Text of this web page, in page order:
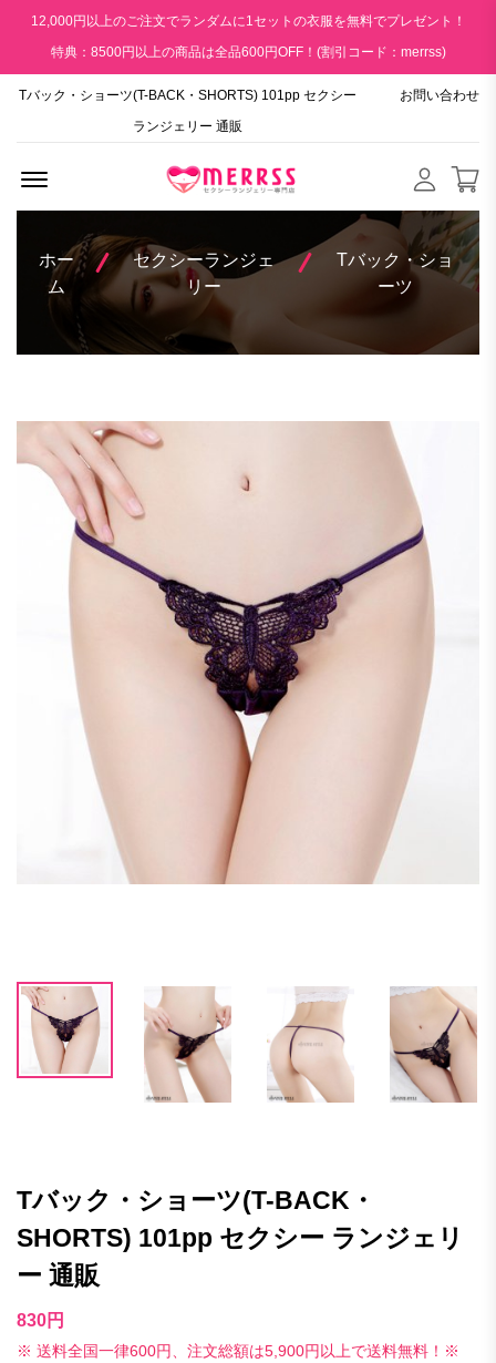
12,000円以上のご注文でランダムに1セットの衣服を無料でプレゼント！
特典：8500円以上の商品は全品600円OFF！(割引コード：merrss)
Tバック・ショーツ(T-BACK・SHORTS) 101pp セクシー
ランジェリー 通販
お問い合わせ
ホー
ム
セクシーランジェ
リー
Tバック・ショ
ーツ
Tバック・ショーツ(T-BACK・
SHORTS) 101pp セクシー ランジェリ
ー 通販
830円
※ 送料全国一律600円、注文総額は5,900円以上で送料無料！※